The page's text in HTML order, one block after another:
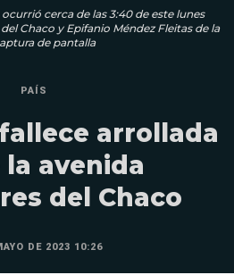
cerca de las 3:40 de este lunes
Chaco y Epifanio Méndez Fleitas de la
de pantalla
PAÍS
arrollada
avenida
del Chaco
DE 2023 10:26